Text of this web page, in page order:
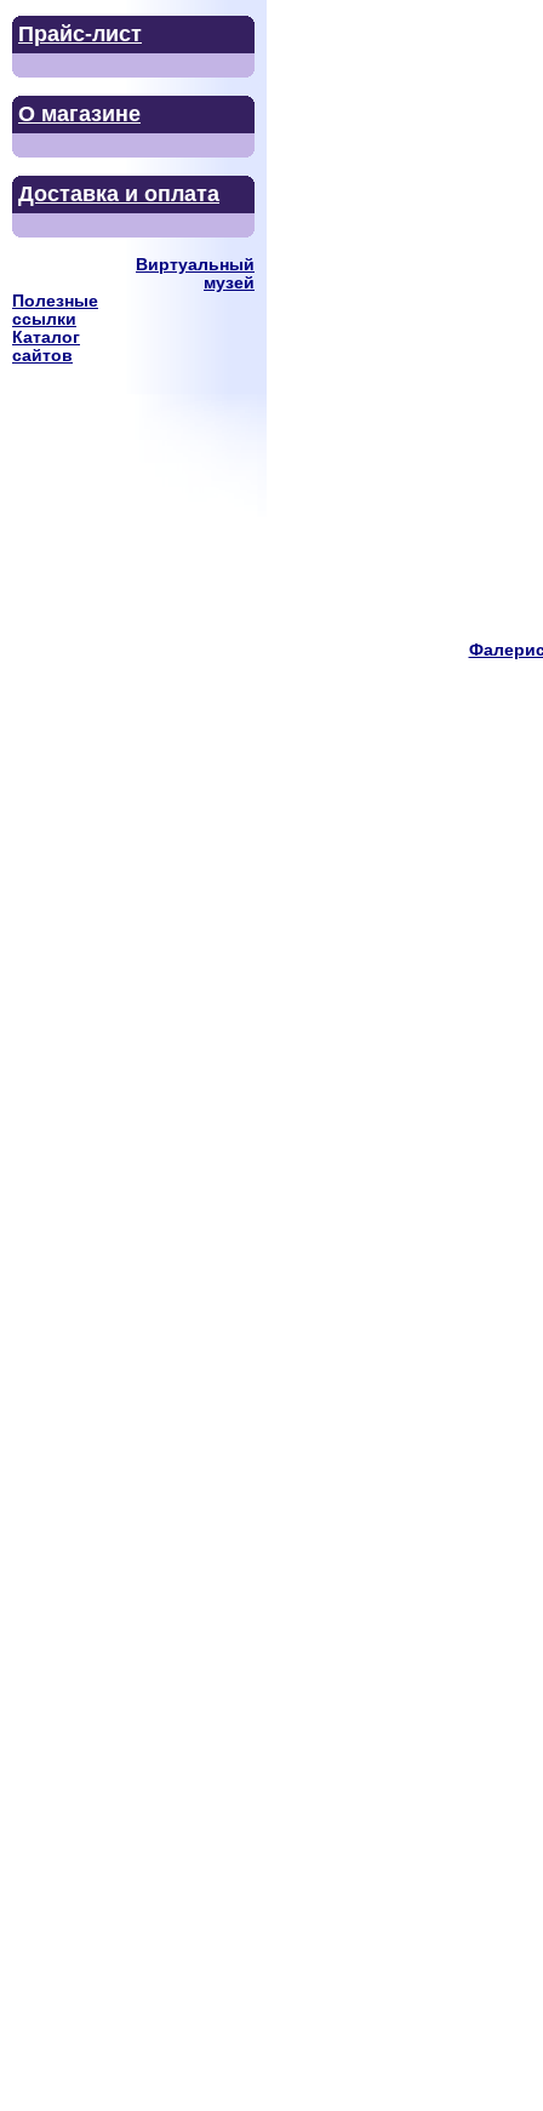
Прайс-лист
О магазине
Доставка и оплата
Виртуальный
музей
Полезные
ссылки
Каталог
сайтов